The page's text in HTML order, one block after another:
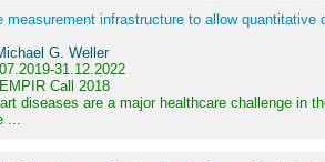
measurement infrastructure to allow
G. Weller
31.12.2022
Call 2018
diseases are a major healthcare challenge in